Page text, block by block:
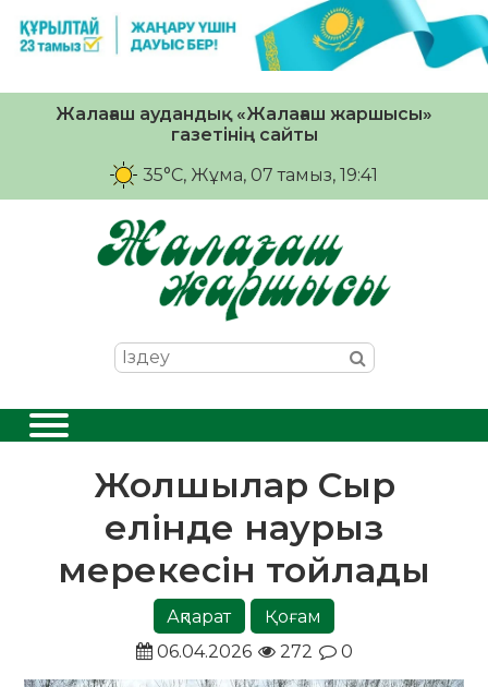
Жалағаш аудандық «Жалағаш жаршысы»
газетінің сайты
35°C, Жұма, 07 тамыз, 19:41
Жолшылар Сыр
елінде наурыз
мерекесін тойлады
Ақпарат
Қоғам
06.04.2026
272 0